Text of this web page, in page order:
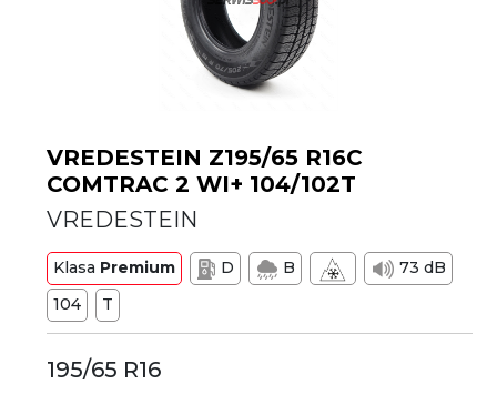
VREDESTEIN Z195/65 R16C
COMTRAC 2 WI+ 104/102T
VREDESTEIN
Klasa Premium D B
73 dB
104
T
195/65 R16